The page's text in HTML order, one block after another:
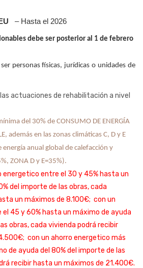
– Hasta el 2026
debe ser posterior al 1 de febrero
personas físicas, jurídicas o unidades de
actuaciones de rehabilitación a nivel
del 30% de CONSUMO DE ENERGÍA
además en las zonas climáticas C, D y E
anual global de calefacción y
ZONA D y E=35%).
energetico entre el 30 y 45% hasta un
del importe de las obras, cada
un máximos de 8.100€; con un
45 y 60% hasta un máximo de ayuda
obras, cada vivienda podrá recibir
con un ahorro energetico más
de ayuda del 80% del importe de las
recibir hasta un máximos de 21.400€.